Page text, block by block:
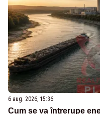
6 aug. 2026, 15:36
Cum se va întrerupe